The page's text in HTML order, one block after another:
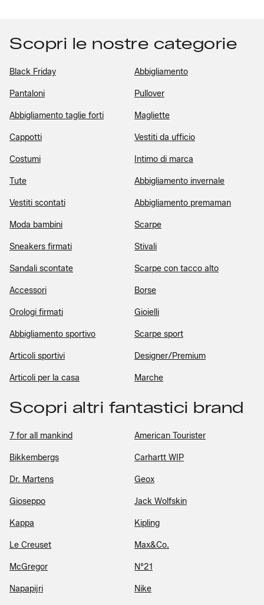
Scopri le nostre categorie
Black Friday Abbigliamento
Pantaloni Pullover
Abbigliamento taglie forti Magliette
Cappotti Vestiti da ufficio
Costumi Intimo di marca
Tute Abbigliamento invernale
Vestiti scontati Abbigliamento premaman
Moda bambini Scarpe
Sneakers firmati Stivali
Sandali scontate Scarpe con tacco alto
Accessori Borse
Orologi firmati Gioielli
Abbigliamento sportivo Scarpe sport
Articoli sportivi Designer/Premium
Articoli per la casa Marche
Scopri altri fantastici brand
7 for all mankind American Tourister
Bikkembergs Carhartt WIP
Dr. Martens Geox
Gioseppo Jack Wolfskin
Kappa Kipling
Le Creuset Max&Co.
McGregor N°21
Napapijri Nike